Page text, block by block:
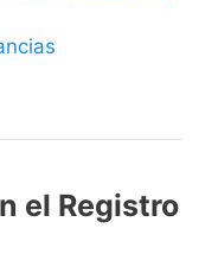
el Registro